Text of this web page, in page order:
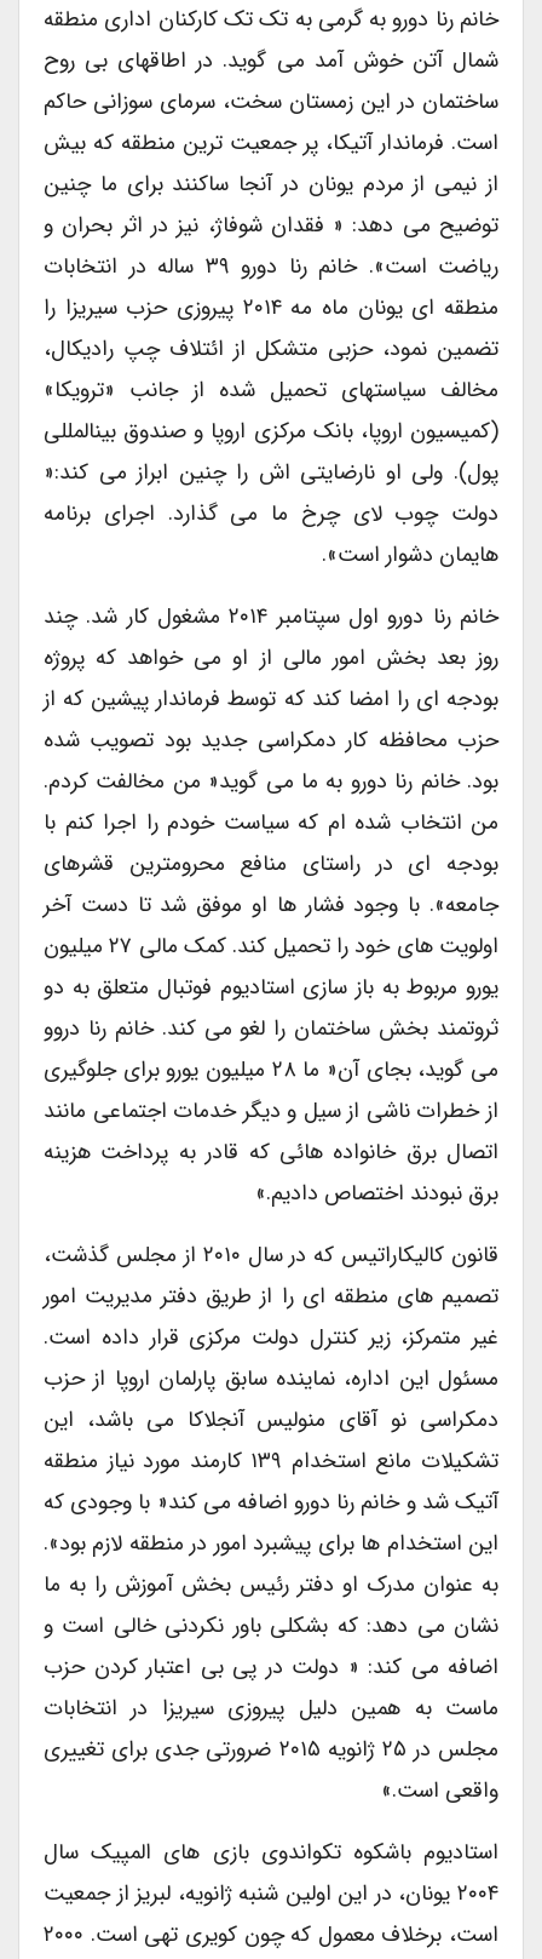
خانم رنا دورو به گرمی به تک تک کارکنان اداری منطقه
شمال آتن خوش آمد می گوید. در اطاقهای بی روح
ساختمان در این زمستان سخت، سرمای سوزانی حاکم
است. فرماندار آتیکا، پر جمعیت ترین منطقه که بیش
از نیمی از مردم یونان در آنجا ساکنند برای ما چنین
توضیح می دهد: « فقدان شوفاژ، نیز در اثر بحران و
ریاضت است». خانم رنا دورو ۳۹ ساله در انتخابات
منطقه ای یونان ماه مه ۲۰۱۴ پیروزی حزب سیریزا را
تضمین نمود، حزبی متشکل از ائتلاف چپ رادیکال،
مخالف سیاستهای تحمیل شده از جانب «ترویکا»
(کمیسیون اروپا، بانک مرکزی اروپا و صندوق بینالمللی
پول). ولی او نارضایتی اش را چنین ابراز می کند:«
دولت چوب لای چرخ ما می گذارد. اجرای برنامه
هایمان دشوار است».
خانم رنا دورو اول سپتامبر ۲۰۱۴ مشغول کار شد. چند
روز بعد بخش امور مالی از او می خواهد که پروژه
بودجه ای را امضا کند که توسط فرماندار پیشین که از
حزب محافظه کار دمکراسی جدید بود تصویب شده
بود. خانم رنا دورو به ما می گوید« من مخالفت کردم.
من انتخاب شده ام که سیاست خودم را اجرا کنم با
بودجه ای در راستای منافع محرومترین قشرهای
جامعه». با وجود فشار ها او موفق شد تا دست آخر
اولویت های خود را تحمیل کند. کمک مالی ۲۷ میلیون
یورو مربوط به باز سازی استادیوم فوتبال متعلق به دو
ثروتمند بخش ساختمان را لغو می کند. خانم رنا دروو
می گوید، بجای آن« ما ۲۸ میلیون یورو برای جلوگیری
از خطرات ناشی از سیل و دیگر خدمات اجتماعی مانند
اتصال برق خانواده هائی که قادر به پرداخت هزینه
برق نبودند اختصاص دادیم.»
قانون کالیکاراتیس که در سال ۲۰۱۰ از مجلس گذشت،
تصمیم های منطقه ای را از طریق دفتر مدیریت امور
غیر متمرکز، زیر کنترل دولت مرکزی قرار داده است.
مسئول این اداره، نماینده سابق پارلمان اروپا از حزب
دمکراسی نو آقای منولیس آنجلاکا می باشد، این
تشکیلات مانع استخدام ۱۳۹ کارمند مورد نیاز منطقه
آتیک شد و خانم رنا دورو اضافه می کند« با وجودی که
این استخدام ها برای پیشبرد امور در منطقه لازم بود».
به عنوان مدرک او دفتر رئیس بخش آموزش را به ما
نشان می دهد: که بشکلی باور نکردنی خالی است و
اضافه می کند: « دولت در پی بی اعتبار کردن حزب
ماست به همین دلیل پیروزی سیریزا در انتخابات
مجلس در ۲۵ ژانویه ۲۰۱۵ ضرورتی جدی برای تغییری
واقعی است.»
استادیوم باشکوه تکواندوی بازی های المپیک سال
۲۰۰۴ یونان، در این اولین شنبه ژانویه، لبریز از جمعیت
است، برخلاف معمول که چون کویری تهی است. ۲۰۰۰